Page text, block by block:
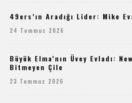
49ers’ın Aradığı Lider: Mike
24 Temmuz 2026
Büyük Elma’nın Üvey Evladı:
Bitmeyen Çile
23 Temmuz 2026